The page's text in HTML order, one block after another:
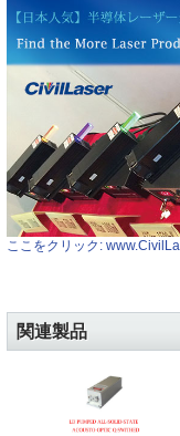
ここをクリック:
関連製品